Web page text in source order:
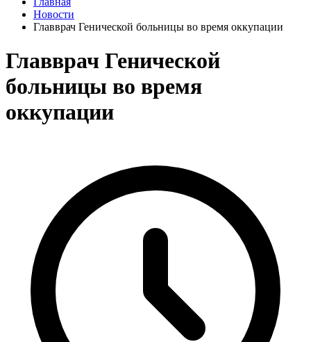
Новости
Главврач Генической больницы во время оккупации
Главврач Генической
больницы во время
оккупации